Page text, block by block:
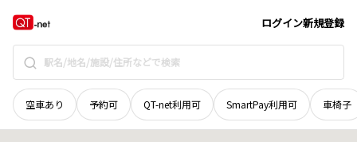
ログイン新規登録
空車あり 予約可 QT-net利用可 SmartPay利用可 車椅子
富山県